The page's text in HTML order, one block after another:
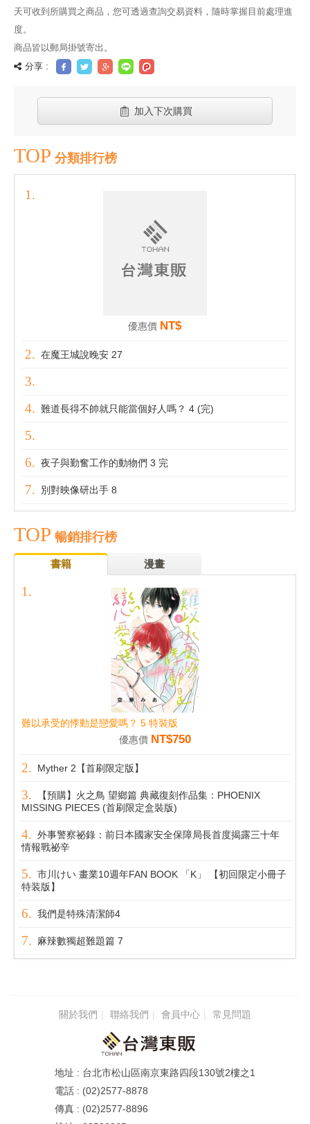
天可收到所購買之商品，您可透過查詢交易資料，隨時掌握目前處理進
度。
商品皆以郵局掛號寄出。
分享 :
加入下次購買
TOP 分類排行榜
優惠價 NT$
在魔王城說晚安 27
難道長得不帥就只能當個好人嗎？ 4 (完)
夜子與勤奮工作的動物們 3 完
別對映像研出手 8
TOP 暢銷排行榜
書籍 漫畫
難以承受的悸動是戀愛嗎？ 5 特裝版
優惠價 NT$750
Myther 2【首刷限定版】
【預購】火之鳥 望鄉篇 典藏復刻作品集：PHOENIX
MISSING PIECES (首刷限定盒裝版)
外事警察祕錄：前日本國家安全保障局長首度揭露三十年
情報戰祕辛
市川けい 畫業10週年FAN BOOK 「K」 【初回限定小冊子
特装版】
我們是特殊清潔師4
麻辣數獨超難題篇 7
關於我們 聯絡我們 會員中心 常見問題
台北市松山區南京東路四段130號2樓之1
(02)2577-8878
(02)2577-8896